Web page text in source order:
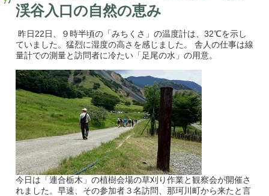
渓谷入口の自然の恵み
昨日22日、９時半頃の「みちくさ」の温度計は、32℃を示し
ていました。猛烈に湿度の高さを感じました。 舎人の仕事は線
量計での測量と訪問者に冷たい「足尾の水」の用意。
今日は「連合栃木」の植樹会場の草刈り作業と観察会が開催さ
れました。早速、その参加者３名訪問、那珂川町から来たと言